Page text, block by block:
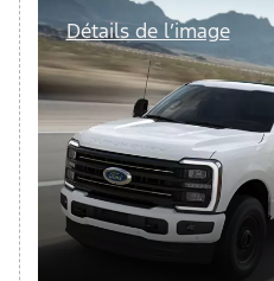
Détails de l’image